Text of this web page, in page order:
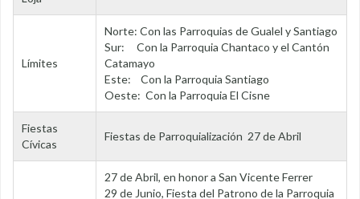
Límites
Norte: Con las Parroquias de Gualel y Santiago
Sur: Con la Parroquia Chantaco y el Cantón
Catamayo
Este: Con la Parroquia Santiago
Oeste: Con la Parroquia El Cisne
Fiestas
Cívicas
Fiestas de Parroquialización 27 de Abril
27 de Abril, en honor a San Vicente Ferrer
29 de Junio, Fiesta del Patrono de la Parroquia